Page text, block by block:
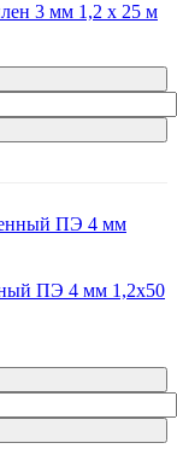
3 мм 1,2 х 25 м
ПЭ 4 мм 1,2x50